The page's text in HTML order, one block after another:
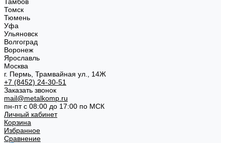
Томск
Тюмень
Уфа
Ульяновск
Волгоград
Воронеж
Ярославль
Москва
г. Пермь, Трамвайная ул., 14Ж
+7 (8452) 24-30-51
Заказать звонок
mail@metalkomp.ru
пн-пт с 08:00 до 17:00 по МСК
Личный кабинет
Корзина
Избранное
Сравнение